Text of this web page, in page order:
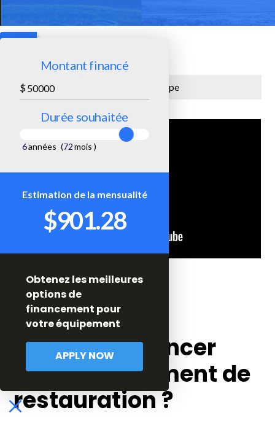
Montant financé
$
Durée souhaitée
6années (72mois )
Estimation de la mensualité
$901.28
Obtenez les meilleures
options de
financement pour
votre équipement
APPLY NOW
Equipment Type
Pourquoi financer
votre équipement de
restauration ?